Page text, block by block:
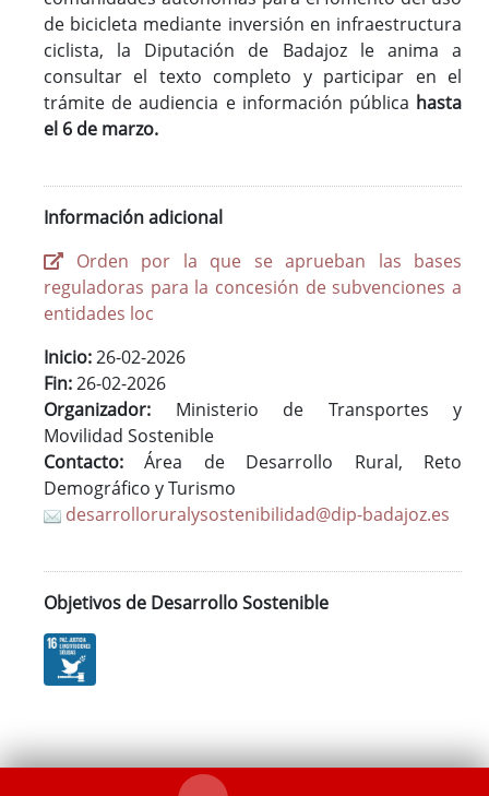
de bicicleta mediante inversión en infraestructura
ciclista, la Diputación de Badajoz le anima a
consultar el texto completo y participar en el
trámite de audiencia e información pública hasta
el 6 de marzo.
Información adicional
Orden por la que se aprueban las bases
reguladoras para la concesión de subvenciones a
entidades loc
Inicio:26-02-2026
Fin:26-02-2026
Organizador: Ministerio de Transportes y
Movilidad Sostenible
Contacto:Área de Desarrollo Rural, Reto
Demográfico y Turismo
desarrolloruralysostenibilidad@dip-badajoz.es
Objetivos de Desarrollo Sostenible